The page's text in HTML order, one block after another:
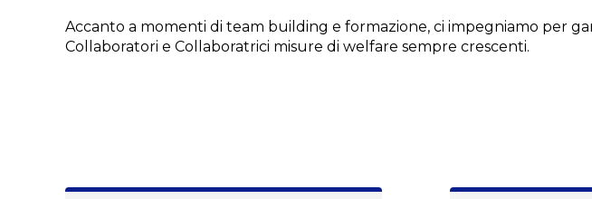
Accanto a momenti di team building e formazione, ci impegniamo per
Collaboratori e Collaboratrici misure di welfare sempre crescenti.